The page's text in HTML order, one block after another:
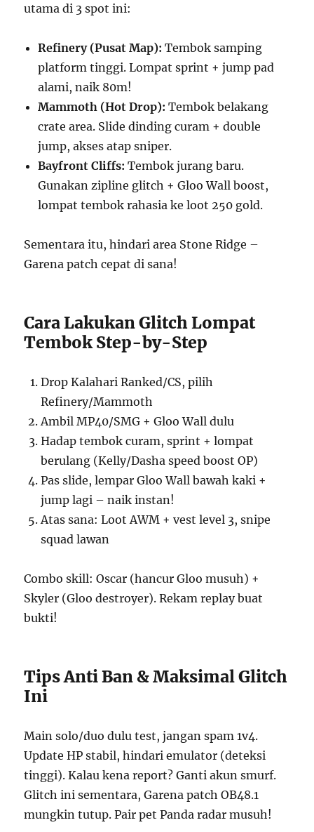
utama di 3 spot ini:
Refinery (Pusat Map): Tembok samping
platform tinggi. Lompat sprint + jump pad
alami, naik 80m!
Mammoth (Hot Drop): Tembok belakang
crate area. Slide dinding curam + double
jump, akses atap sniper.
Bayfront Cliffs: Tembok jurang baru.
Gunakan zipline glitch + Gloo Wall boost,
lompat tembok rahasia ke loot 250 gold.
Sementara itu, hindari area Stone Ridge –
Garena patch cepat di sana!
Cara Lakukan Glitch Lompat
Tembok Step-by-Step
Drop Kalahari Ranked/CS, pilih
Refinery/Mammoth
Ambil MP40/SMG + Gloo Wall dulu
Hadap tembok curam, sprint + lompat
berulang (Kelly/Dasha speed boost OP)
Pas slide, lempar Gloo Wall bawah kaki +
jump lagi – naik instan!
Atas sana: Loot AWM + vest level 3, snipe
squad lawan
Combo skill: Oscar (hancur Gloo musuh) +
Skyler (Gloo destroyer). Rekam replay buat
bukti!
Tips Anti Ban & Maksimal Glitch
Ini
Main solo/duo dulu test, jangan spam 1v4.
Update HP stabil, hindari emulator (deteksi
tinggi). Kalau kena report? Ganti akun smurf.
Glitch ini sementara, Garena patch OB48.1
mungkin tutup. Pair pet Panda radar musuh!